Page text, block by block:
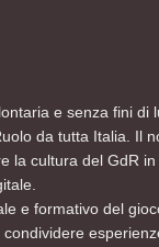
e senza fini di
da tutta Italia. Il
la cultura del GdR
e formativo del